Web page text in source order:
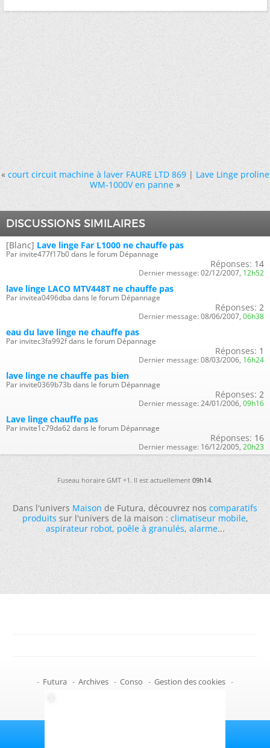
« court circuit machine à laver FAURE LTD 869|Lave Linge proline
WM-1000V en panne »
DISCUSSIONS SIMILAIRES
[Blanc] Lave linge Far L1000 ne chauffe pas
Par invite477f17b0 dans le forum Dépannage
Réponses: 14
Dernier message: 02/12/2007, 12h52
lave linge LACO MTV448T ne chauffe pas
Par invitea0496dba dans le forum Dépannage
Réponses: 2
Dernier message: 08/06/2007, 06h38
eau du lave linge ne chauffe pas
Par invitec3fa992f dans le forum Dépannage
Réponses: 1
Dernier message: 08/03/2006, 16h24
lave linge ne chauffe pas bien
Par invite0369b73b dans le forum Dépannage
Réponses: 2
Dernier message: 24/01/2006, 09h16
Lave linge chauffe pas
Par invite1c79da62 dans le forum Dépannage
Réponses: 16
Dernier message: 16/12/2005, 20h23
Fuseau horaire GMT +1. Il est actuellement09h14.
Dans l'universMaisonde Futura, découvrez noscomparatifs
produitssur l'univers de la maison :climatiseur mobile,
aspirateur robot,poêle à granulés,alarme...
- Futura - Archives - Conso - Gestion des cookies -